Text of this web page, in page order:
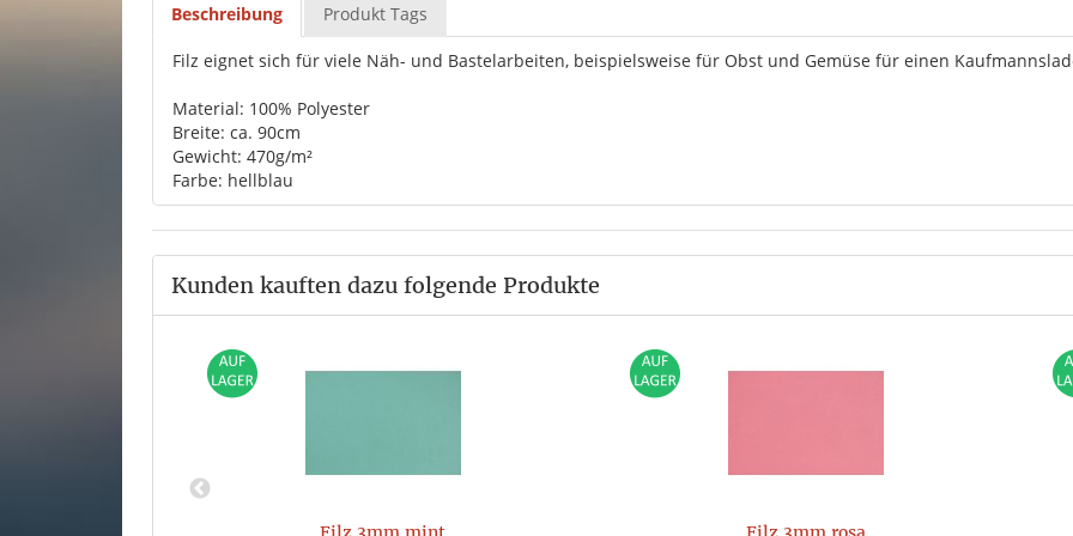
Beschreibung Produkt Tags
Filz eignet sich für viele Näh- und Bastelarbeiten, beispielsweise für Obst und Gemüse für einen
Material: 100% Polyester
Breite: ca. 90cm
Gewicht: 470g/m²
Farbe: hellblau
Kunden kauften dazu folgende Produkte